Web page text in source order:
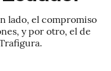
lado, el compromiso
y por otro, el de